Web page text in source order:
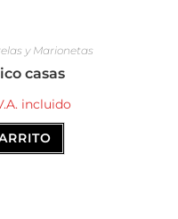
y Marionetas
casas
incluido